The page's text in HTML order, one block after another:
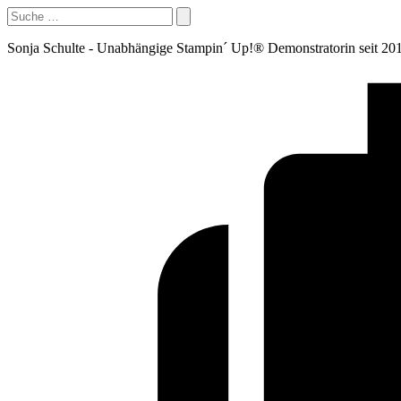
Sonja Schulte - Unabhängige Stampin´ Up!® Demonstratorin seit